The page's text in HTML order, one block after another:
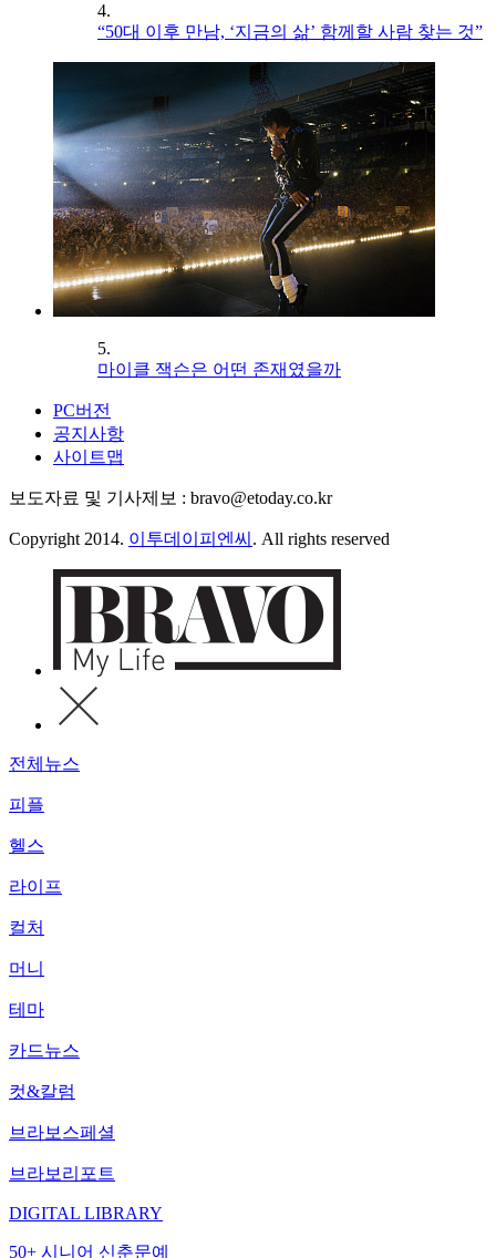
4.
“50대 이후 만남, ‘지금의 삶’ 함께할 사람 찾는 것”
5.
마이클 잭슨은 어떤 존재였을까
PC버전
공지사항
사이트맵
보도자료 및 기사제보 : bravo@etoday.co.kr
Copyright 2014. 이투데이피엔씨 . All rights reserved
전체뉴스
피플
헬스
라이프
컬처
머니
테마
카드뉴스
컷&칼럼
브라보스페셜
브라보리포트
DIGITAL LIBRARY
50+ 시니어 신춘문예